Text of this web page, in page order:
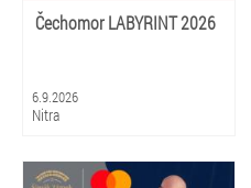
Čechomor LABYRINT 2026
6.9.2026
Nitra